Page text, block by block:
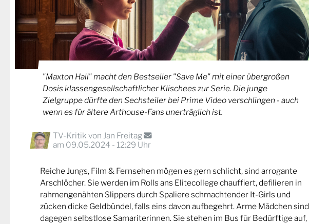
"Maxton Hall" macht den Bestseller "Save Me" mit einer übergroßen
Dosis klassengesellschaftlicher Klischees zur Serie. Die junge
Zielgruppe dürfte den Sechsteiler bei Prime Video verschlingen - auch
wenn es für ältere Arthouse-Fans unerträglich ist.
TV-Kritik von Jan Freitag
am 09.05.2024 - 12:29 Uhr
Reiche Jungs, Film & Fernsehen mögen es gern schlicht, sind arrogante
Arschlöcher. Sie werden im Rolls ans Elitecollege chauffiert, defilieren in
rahmengenähten Slippers durch Spaliere schmachtender It-Girls und
zücken dicke Geldbündel, falls eins davon aufbegehrt. Arme Mädchen sind
dagegen selbstlose Samariterinnen. Sie stehen im Bus für Bedürftige auf,